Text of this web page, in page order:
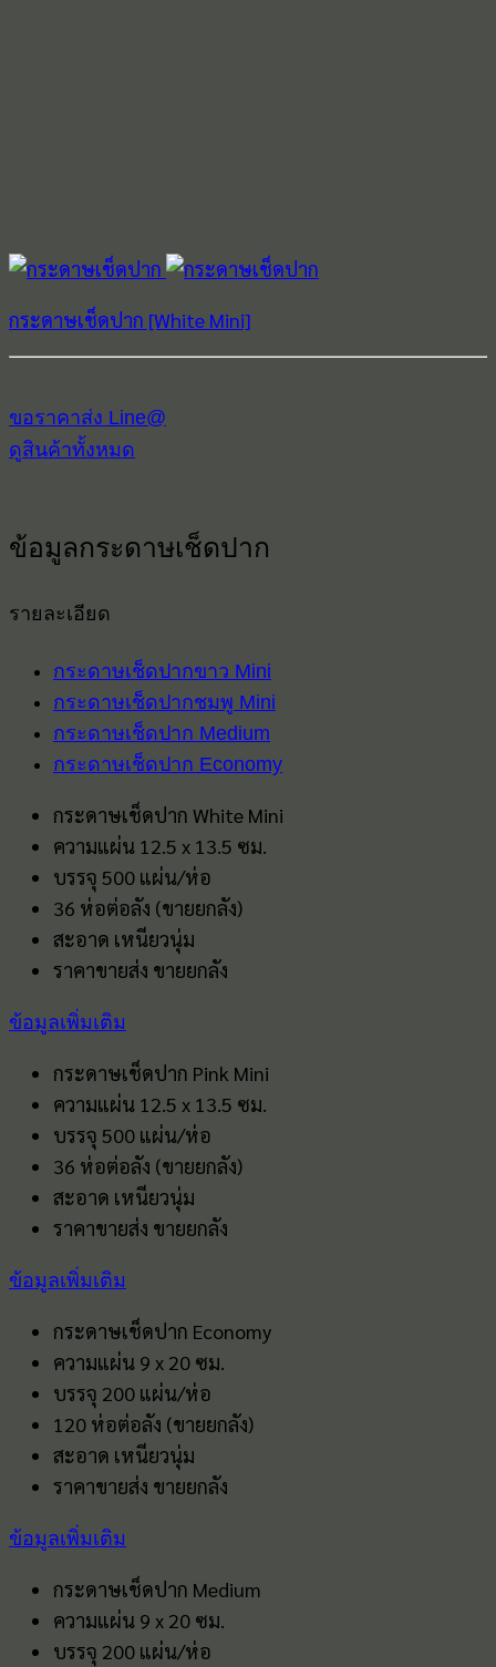
กระดาษเช็ดปาก [White Mini]
ขอราคาส่ง Line@
ดูสินค้าทั้งหมด
ข้อมูลกระดาษเช็ดปาก
รายละเอียด
กระดาษเช็ดปากขาว Mini
กระดาษเช็ดปากชมพู Mini
กระดาษเช็ดปาก Medium
กระดาษเช็ดปาก Economy
กระดาษเช็ดปาก White Mini
ความแผ่น 12.5 x 13.5 ซม.
บรรจุ 500 แผ่น/ห่อ
36 ห่อต่อลัง (ขายยกลัง)
สะอาด เหนียวนุ่ม
ราคาขายส่ง ขายยกลัง
ข้อมูลเพิ่มเติม
กระดาษเช็ดปาก Pink Mini
ความแผ่น 12.5 x 13.5 ซม.
บรรจุ 500 แผ่น/ห่อ
36 ห่อต่อลัง (ขายยกลัง)
สะอาด เหนียวนุ่ม
ราคาขายส่ง ขายยกลัง
ข้อมูลเพิ่มเติม
กระดาษเช็ดปาก Economy
ความแผ่น 9 x 20 ซม.
บรรจุ 200 แผ่น/ห่อ
120 ห่อต่อลัง (ขายยกลัง)
สะอาด เหนียวนุ่ม
ราคาขายส่ง ขายยกลัง
ข้อมูลเพิ่มเติม
กระดาษเช็ดปาก Medium
ความแผ่น 9 x 20 ซม.
บรรจุ 200 แผ่น/ห่อ